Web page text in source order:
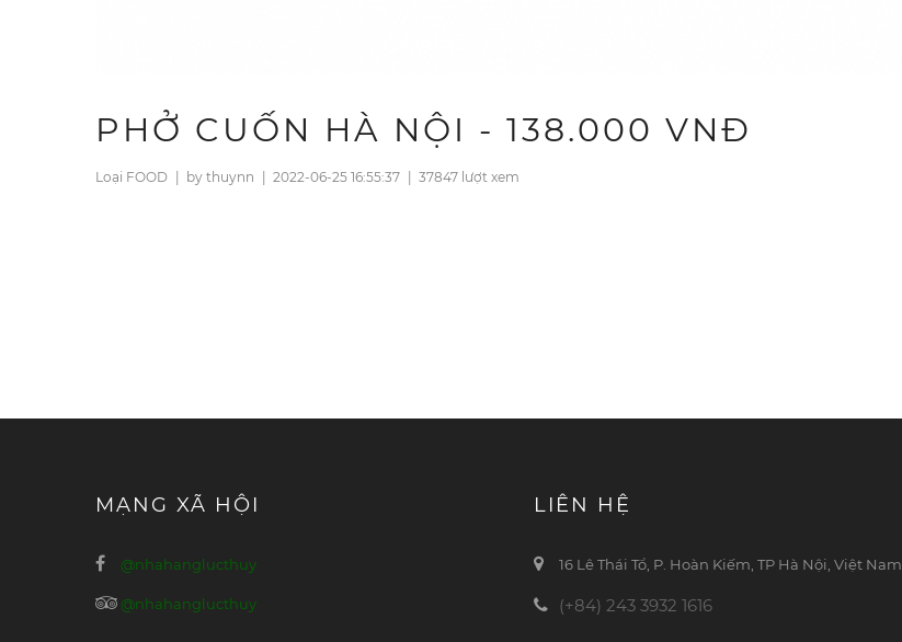
PHỞ CUỐN HÀ NỘI - 138.000 VNĐ
Loại FOOD by thuynn 2022-06-25 16:55:37 37847 lượt xem
MẠNG XÃ HỘI
@nhahanglucthuy
@nhahanglucthuy
LIÊN HỆ
16 Lê Thái Tổ, P. Hoàn Kiếm, TP Hà Nội, Việt Nam
(+84) 243 3932 1616